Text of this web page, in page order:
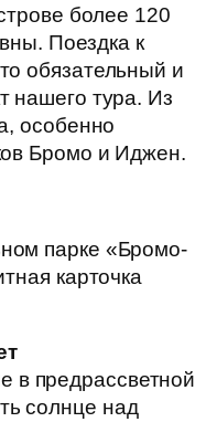
более 120
Поездка к
обязательный и
нашего тура. Из
особенно
Бромо и Иджен.
парке «Бромо-
карточка
в предрассветной
солнце над